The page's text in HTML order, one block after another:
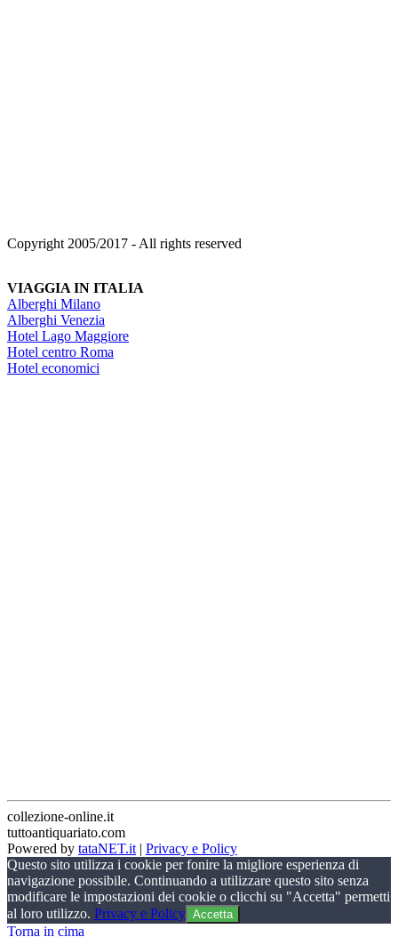
Copyright 2005/2017 - All rights reserved
VIAGGIA IN ITALIA
Alberghi Milano
Alberghi Venezia
Hotel Lago Maggiore
Hotel centro Roma
Hotel economici
collezione-online.it
tuttoantiquariato.com
Powered by tataNET.it | Privacy e Policy
Questo sito utilizza i cookie per fonire la migliore esperienza di
navigazione possibile. Continuando a utilizzare questo sito senza
modificare le impostazioni dei cookie o clicchi su "Accetta" permetti
al loro utilizzo. Privacy e Policy Accetta
Torna in cima